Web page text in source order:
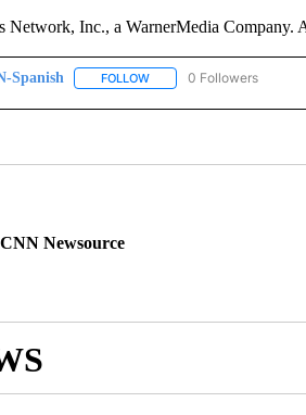
Inc., a WarnerMedia Company.
Spanish FOLLOWFOLLOW "CNN-SPANISH"
0 Followers
CNN Newsource